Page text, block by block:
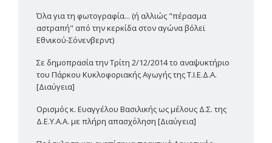
Όλα για τη φωτογραφία... (ή αλλιώς "πέρασμα
αστραπή" από την κερκίδα στον αγώνα βόλεϊ
Εθνικού-Σόνενβερντ)
Σε δημοπρασία την Τρίτη 2/12/2014 το αναψυκτήριο
του Πάρκου Κυκλοφοριακής Αγωγής της Τ.Ι.Ε.Δ.Α.
[Διαύγεια]
Ορισμός κ. Ευαγγέλου Βασιλικής ως μέλους Δ.Σ. της
Δ.Ε.Υ.Α.Α. με πλήρη απασχόληση [Διαύγεια]